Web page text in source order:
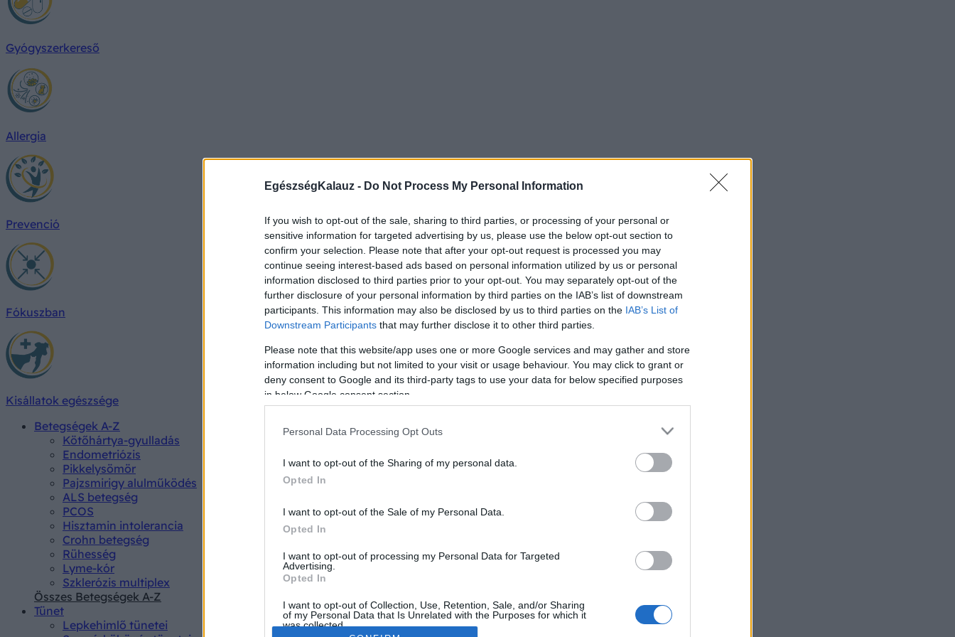
EgészségKalauz - Do Not Process My Personal Information
If you wish to opt-out of the sale, sharing to third parties, or processing of your personal or
sensitive information for targeted advertising by us, please use the below opt-out section to
confirm your selection. Please note that after your opt-out request is processed you may
continue seeing interest-based ads based on personal information utilized by us or personal
information disclosed to third parties prior to your opt-out. You may separately opt-out of the
further disclosure of your personal information by third parties on the IAB’s list of downstream
participants. This information may also be disclosed by us to third parties on the IAB’s List of
Downstream Participants that may further disclose it to other third parties.
Please note that this website/app uses one or more Google services and may gather and store
information including but not limited to your visit or usage behaviour. You may click to grant or
deny consent to Google and its third-party tags to use your data for below specified purposes
in below Google consent section.
Personal Data Processing Opt Outs
I want to opt-out of the Sharing of my personal data.
Opted In
I want to opt-out of the Sale of my Personal Data.
Opted In
I want to opt-out of processing my Personal Data for Targeted
Advertising.
Opted In
I want to opt-out of Collection, Use, Retention, Sale, and/or Sharing
of my Personal Data that Is Unrelated with the Purposes for which it
was collected.
Gyógyszerkereső
Allergia
Prevenció
Fókuszban
Kisállatok egészsége
Betegségek A-Z
Kötőhártya-gyulladás
Endometriózis
Pikkelysömör
Pajzsmirigy alulműködés
ALS betegség
PCOS
Hisztamin intolerancia
Crohn betegség
Rühesség
Lyme-kór
Szklerózis multiplex
Összes Betegségek A-Z
Tünet
Lepkehimlő tünetei